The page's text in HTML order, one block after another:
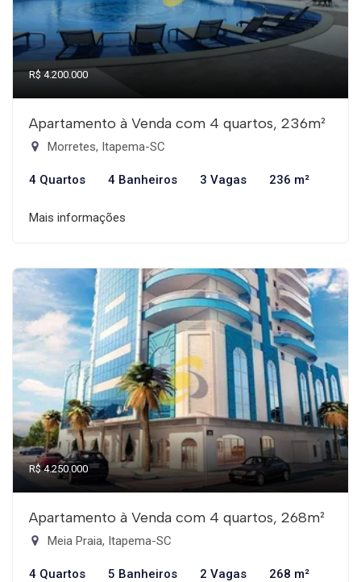
R$ 4.200.000
Apartamento à Venda com 4 quartos, 236m²
Morretes, Itapema-SC
4 Quartos 4 Banheiros 3 Vagas 236 m²
Mais informações
R$ 4.250.000
Apartamento à Venda com 4 quartos, 268m²
Meia Praia, Itapema-SC
4 Quartos 5 Banheiros 2 Vagas 268 m²